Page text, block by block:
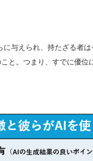
与えられ、持たざる者
と。つまり、すでに優